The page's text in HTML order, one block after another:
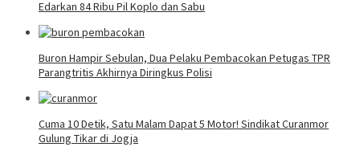
Edarkan 84 Ribu Pil Koplo dan Sabu
Buron Hampir Sebulan, Dua Pelaku Pembacokan Petugas TPR
Parangtritis Akhirnya Diringkus Polisi
Cuma 10 Detik, Satu Malam Dapat 5 Motor! Sindikat Curanmor
Gulung Tikar di Jogja